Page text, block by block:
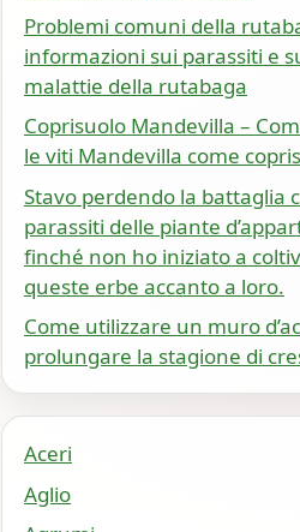
Problemi comuni della
informazioni sui parassiti e
malattie della rutabaga
Coprisuolo Mandevilla –
le viti Mandevilla come
Stavo perdendo la battaglia
parassiti delle piante
finché non ho iniziato a
queste erbe accanto a loro.
Come utilizzare un muro
prolungare la stagione di
Aceri
Aglio